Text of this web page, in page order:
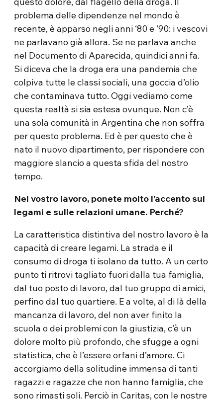
problema delle dipendenze nel mondo è
recente, è apparso negli anni ‘80 e ‘90: i vescovi
ne parlavano già allora. Se ne parlava anche
nel Documento di Aparecida, quindici anni fa.
Si diceva che la droga era una pandemia che
colpiva tutte le classi sociali, una goccia d’olio
che contaminava tutto. Oggi vediamo come
questa realtà si sia estesa ovunque. Non c’è
una sola comunità in Argentina che non soffra
per questo problema. Ed è per questo che è
nato il nuovo dipartimento, per rispondere con
maggiore slancio a questa sfida del nostro
tempo.
Nel vostro lavoro, ponete molto l’accento sui
legami e sulle relazioni umane. Perché?
La caratteristica distintiva del nostro lavoro è la
capacità di creare legami. La strada e il
consumo di droga ti isolano da tutto. A un certo
punto ti ritrovi tagliato fuori dalla tua famiglia,
dal tuo posto di lavoro, dal tuo gruppo di amici,
perfino dal tuo quartiere. E a volte, al di là della
mancanza di lavoro, del non aver finito la
scuola o dei problemi con la giustizia, c’è un
dolore molto più profondo, che sfugge a ogni
statistica, che è l’essere orfani d’amore. Ci
accorgiamo della solitudine immensa di tanti
ragazzi e ragazze che non hanno famiglia, che
sono rimasti soli. Perciò in Caritas, con le nostre